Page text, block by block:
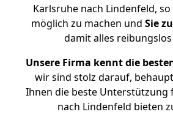
Karlsruhe nach Lindenfeld,
möglich zu machen und Sie
damit alles
Unsere Firma kennt die
wir sind stolz darauf,
Ihnen die beste Unterstützung
nach Lindenfeld bieten